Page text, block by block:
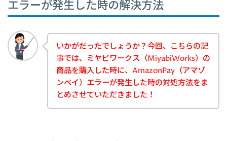
エラーが発生した時の解決方法
いかがだったでしょうか？今回、こちらの記
事では、ミヤビワークス（MiyabiWorks）の
商品を購入した時に、AmazonPay（アマゾ
ンペイ）エラーが発生した時の対処方法をま
とめさせていただきました！